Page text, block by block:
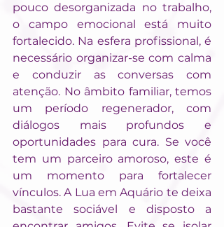
pouco desorganizada no trabalho,
o campo emocional está muito
fortalecido. Na esfera profissional, é
necessário organizar-se com calma
e conduzir as conversas com
atenção. No âmbito familiar, temos
um período regenerador, com
diálogos mais profundos e
oportunidades para cura. Se você
tem um parceiro amoroso, este é
um momento para fortalecer
vínculos. A Lua em Aquário te deixa
bastante sociável e disposto a